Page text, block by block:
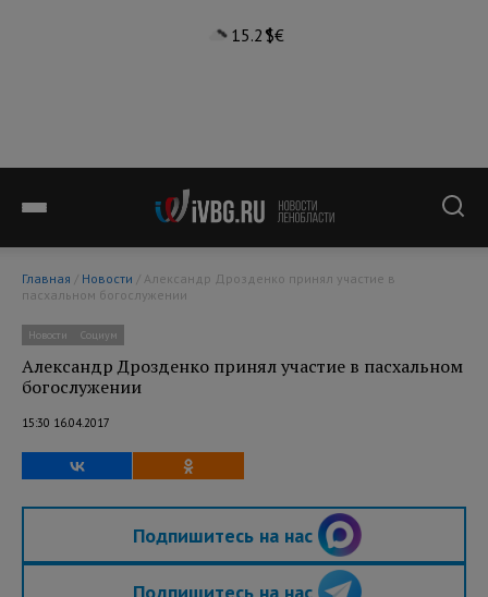
15.2°$€
Главная / Новости
пасхальном богослужении
Новости Социум
Александр Дрозденко принял участие в пасхальном
богослужении
15:30 16.04.2017
Подпишитесь на нас
Подпишитесь на нас